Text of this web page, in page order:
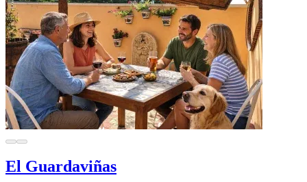
El Guardaviñas